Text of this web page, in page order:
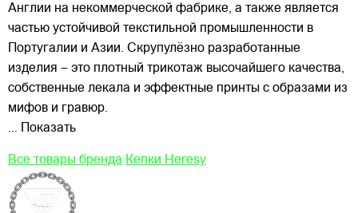
Англии на некоммерческой фабрике, а также является
частью устойчивой текстильной промышленности в
Португалии и Азии. Скрупулёзно разработанные
изделия – это плотный трикотаж высочайшего качества,
собственные лекала и эффектные принты с образами из
мифов и гравюр.
... Показать
Все товары бренда Кепки Heresy